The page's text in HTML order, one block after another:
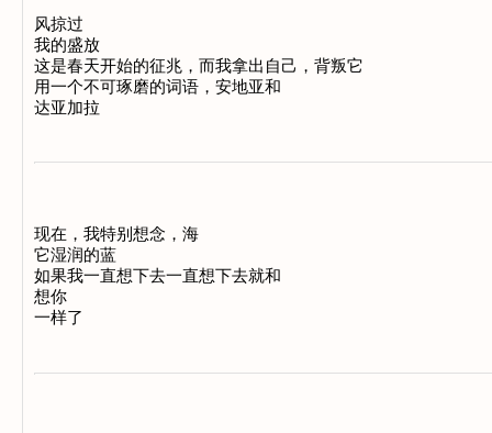
风掠过
我的盛放
这是春天开始的征兆，而我拿出自己，背叛它
用一个不可琢磨的词语，安地亚和
现在，我特别想念，海
它湿润的蓝
如果我一直想下去一直想下去就和
想你